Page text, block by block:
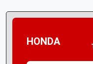
HONDA